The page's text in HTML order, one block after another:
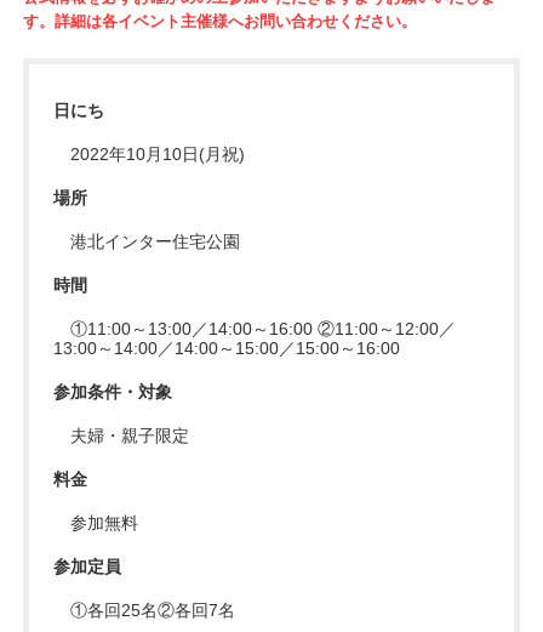
す。詳細は各イベント主催様へお問い合わせください。
日にち
2022年10月10日(月祝)
場所
港北インター住宅公園
時間
①11:00～13:00／14:00～16:00 ②11:00～12:00／
13:00～14:00／14:00～15:00／15:00～16:00
参加条件・対象
夫婦・親子限定
料金
参加無料
参加定員
①各回25名②各回7名